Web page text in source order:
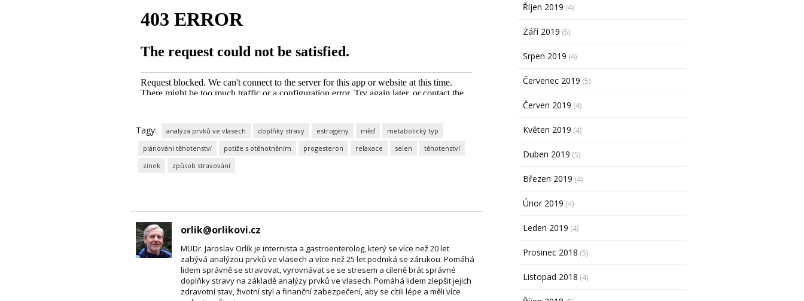
Tagy: analýza prvků ve vlasech doplňky stravy estrogeny měď
metabolický typ
plánování těhotenství
potíže s otěhotněním progesteron relaxace selen
těhotenství
zinek
způsob stravování
orlik@orlikovi.cz
MUDr. Jaroslav Orlík je internista a gastroenterolog, který se více než 20 let
zabývá analýzou prvků ve vlasech a více než 25 let podniká se zárukou. Pomáhá
lidem správně se stravovat, vyrovnávat se se stresem a cíleně brát správné
doplňky stravy na základě analýzy prvků ve vlasech. Pomáhá lidem zlepšit jejich
zdravotní stav, životní styl a finanční zabezpečení, aby se cítili lépe a měli více
Říjen 2019 (4)
Září 2019 (5)
Srpen 2019 (4)
Červenec 2019 (5)
Červen 2019 (4)
Květen 2019 (4)
Duben 2019 (5)
Březen 2019 (4)
Únor 2019 (4)
Leden 2019 (4)
Prosinec 2018 (5)
Listopad 2018 (4)